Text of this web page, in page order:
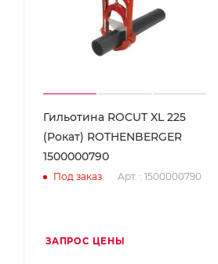
Гильотина ROCUT XL 225
(Рокат) ROTHENBERGER
1500000790
Под заказ Арт. : 1500000790
ЗАПРОС ЦЕНЫ